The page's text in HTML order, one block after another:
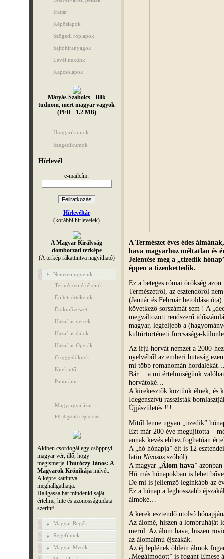
Irattár
Képöslapok
Szögedi röplapok
Sajtóhíranyagok
Levél nekünk
Kapcsolapok
Mátyás Szabolcs - Illik
tudnom, mert magyar vagyok
(PFD - 1.2 MB)
Hungarikumok
Szegedikumok
Hírlevél
e-mailcím:
Hírlevéltár
(korábbi hírlevelek)
A Magyar Királyság
domborzati terképe
(A terkép rákattintva nagyítható)
Nemzeti ügyeink
Természeti értékeink
Épített értékeink
Étökművészet
Hazafias versek
Hazafias dalok
Hazafias Operák
Csüggedőknek
Kitekintő
Panoráma
Magyargyalázat
Elhallgatott népírtások
Akiben csordogál egy csöppnyi
magyar vér, illő, hogy
megismerjeThuróczy János: A
Magyarok Krónikája művét.
A képre kattintva
meghallgathatja.
Hallgassa hát mindenki saját
értelme, hite és azonosságtudata
szerint!
Magyar Regék
Regefilmek
Magyar Mesék
A Természet éves édes
hava magyarhoz méltatlan és
Jelentése meg a „tizedik
éppen a tizenkettedik.
Ez a beteges római örökség
Természetről, az esztendőről
(Január és Február betoldása
következő sorszámát sem ! A
megváltozott rendszerű
magyar, legfeljebb a
kultúrtörténeti furcsasága-
Az ifjú horvát nemzet a 2000-
nyelvéből az emberi butaság
mi több romanomán
Bár… a mi értelmiségünk
horvátoké…
A kirekesztők köztünk élnek, és
Idegenszívű rasszisták
Újjászületés !!!
Mitől lenne ugyan „tizedik”
Ezt már 200 éve megújította –
annak kevés ehhez foghatóan
A „hó hónapja” élt is 12
latin Nivosus szóból).
A magyar „ Álom hava”
Hó más hónapokban is lehet
De mi is jellemző leginkább az
Ez a hónap a leghosszabb
álmoké…
A kerek esztendő utolsó
Az álomé, hiszen a lombruháját
merül. Az álom hava, hiszen
az álomalmú éjszakák.
Az éj leplének öblein álmok
„Megálmodott” is fogant